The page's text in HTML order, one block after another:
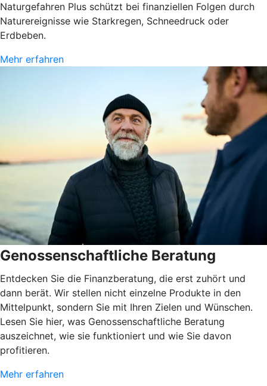
Naturgefahren Plus schützt bei finanziellen Folgen durch
Naturereignisse wie Starkregen, Schneedruck oder
Erdbeben.
Mehr erfahren
Genossenschaftliche Beratung
Entdecken Sie die Finanzberatung, die erst zuhört und
dann berät. Wir stellen nicht einzelne Produkte in den
Mittelpunkt, sondern Sie mit Ihren Zielen und Wünschen.
Lesen Sie hier, was Genossenschaftliche Beratung
auszeichnet, wie sie funktioniert und wie Sie davon
profitieren.
Mehr erfahren